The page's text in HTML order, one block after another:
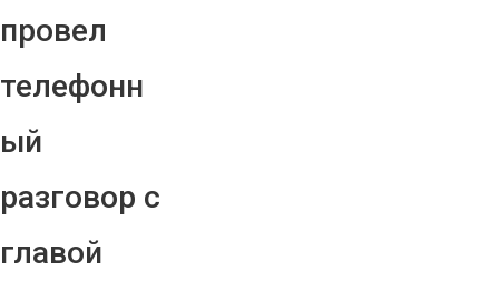
провел
телефонн
ый
разговор с
главой